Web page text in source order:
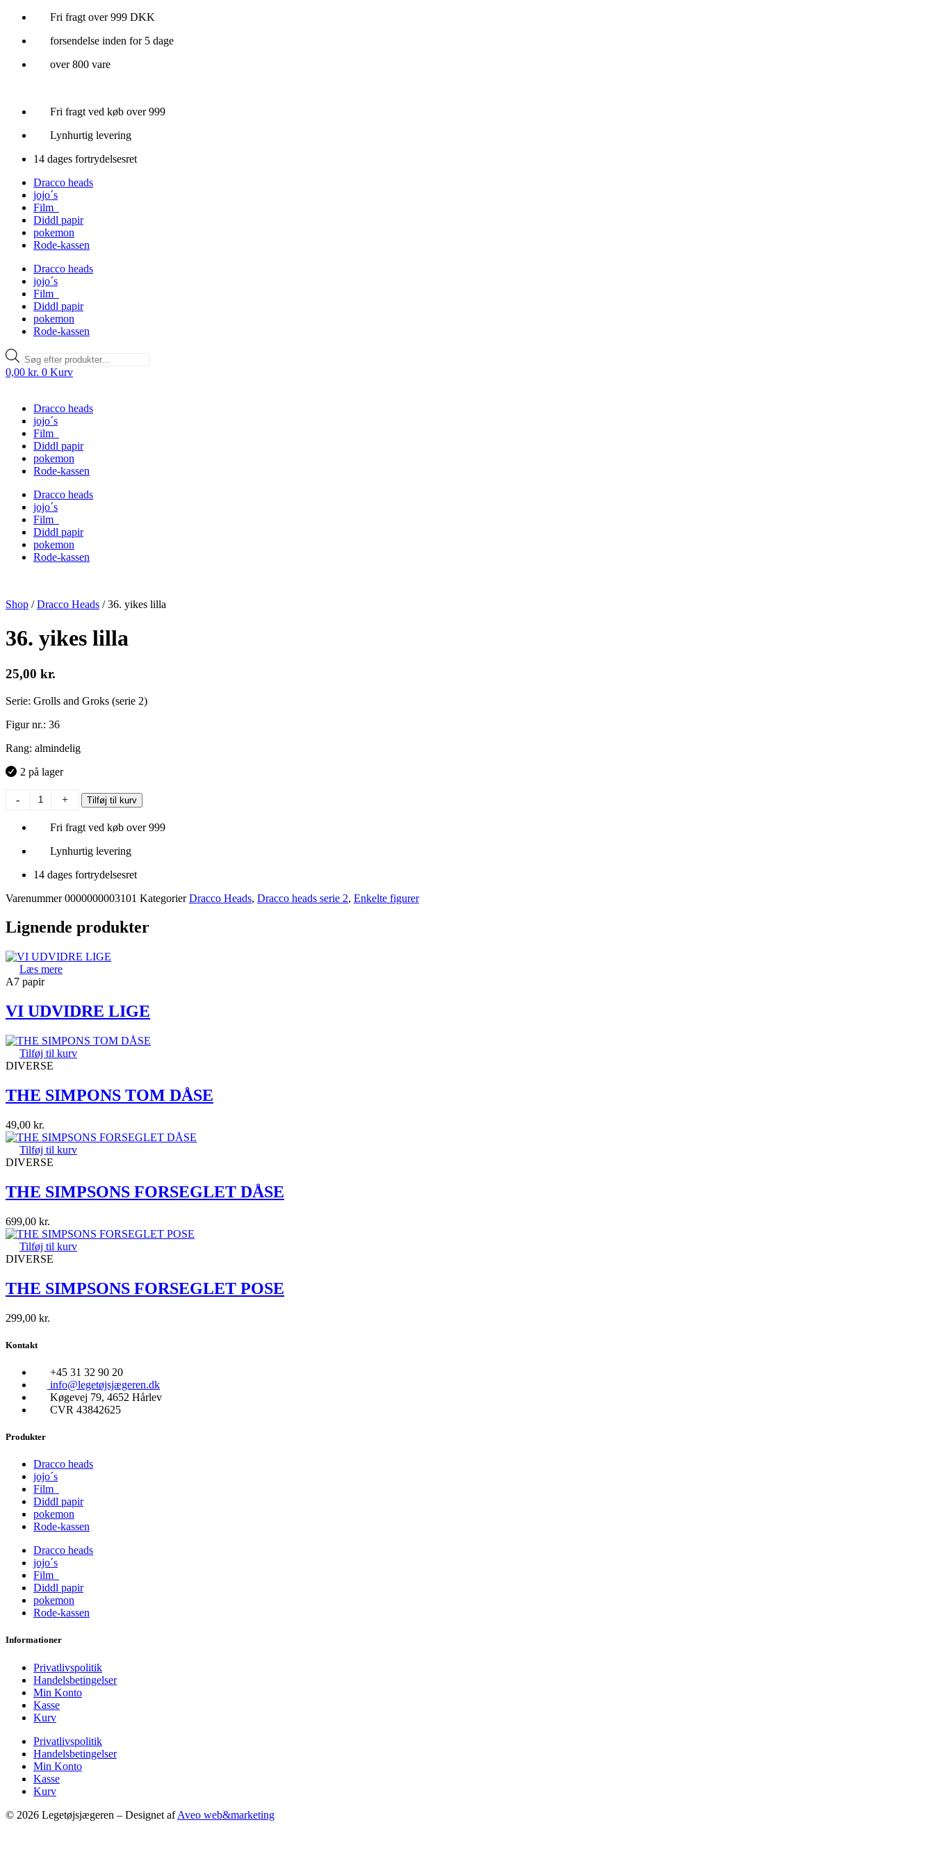
Videre
indhold
Fri fragt over 999 DKK
forsendelse inden for 5 dage
over 800 vare
Fri fragt ved køb over 999
Lynhurtig levering
14 dages fortrydelsesret
Dracco heads
jojo´s
Film
Diddl papir
pokemon
Rode-kassen
Dracco heads
jojo´s
Film
Diddl papir
pokemon
Rode-kassen
Products
search
0,00 kr. 0 Kurv
Dracco heads
jojo´s
Film
Diddl papir
pokemon
Rode-kassen
Dracco heads
jojo´s
Film
Diddl papir
pokemon
Rode-kassen
Shop /Dracco Heads /36. yikes lilla
36. yikes lilla
25,00 kr.
Serie: Grolls and Groks (serie 2)
Figur nr.: 36
Rang: almindelig
2 på lager
-
antal
+ Tilføj til kurv
Fri fragt ved køb over 999
Lynhurtig levering
14 dages fortrydelsesret
Varenummer0000000003101 Kategorier Dracco Heads, Dracco heads serie 2, Enkelte figurer
Lignende produkter
Læs mere
A7 papir
VI UDVIDRE LIGE
Tilføj til kurv
DIVERSE
THE SIMPONS TOM DÅSE
49,00 kr.
Tilføj til kurv
DIVERSE
THE SIMPSONS FORSEGLET DÅSE
699,00 kr.
Tilføj til kurv
DIVERSE
THE SIMPSONS FORSEGLET POSE
299,00 kr.
Kontakt
+45 31 32 90 20
info@legetøjsjægeren.dk
Køgevej 79, 4652 Hårlev
CVR 43842625
Produkter
Dracco heads
jojo´s
Film
Diddl papir
pokemon
Rode-kassen
Dracco heads
jojo´s
Film
Diddl papir
pokemon
Rode-kassen
Informationer
Privatlivspolitik
Handelsbetingelser
Min Konto
Kasse
Kurv
Privatlivspolitik
Handelsbetingelser
Min Konto
Kasse
Kurv
© 2026 Legetøjsjægeren – Designet afAveo web&marketing